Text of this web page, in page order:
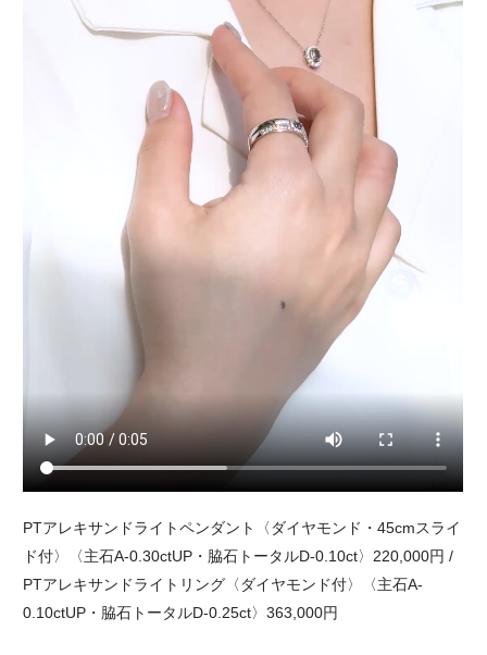
PTアレキサンドライトペンダント〈ダイヤモンド・45cmスライ
ド付〉〈主石A-0.30ctUP・脇石トータルD-0.10ct〉220,000円 /
PTアレキサンドライトリング〈ダイヤモンド付〉〈主石A-
0.10ctUP・脇石トータルD-0.25ct〉363,000円